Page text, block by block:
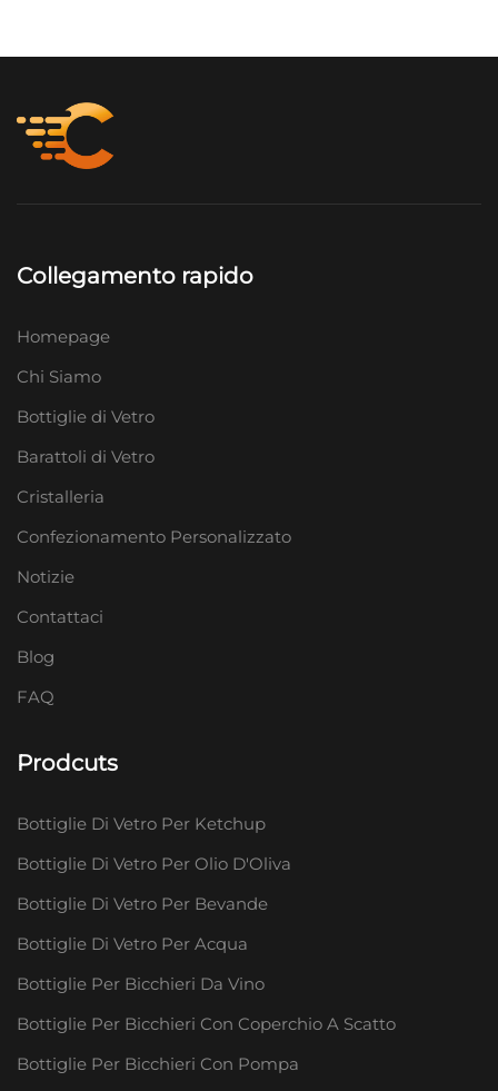
Collegamento rapido
Homepage
Chi Siamo
Bottiglie di Vetro
Barattoli di Vetro
Cristalleria
Confezionamento Personalizzato
Notizie
Contattaci
Blog
FAQ
Prodcuts
Bottiglie Di Vetro Per Ketchup
Bottiglie Di Vetro Per Olio D'Oliva
Bottiglie Di Vetro Per Bevande
Bottiglie Di Vetro Per Acqua
Bottiglie Per Bicchieri Da Vino
Bottiglie Per Bicchieri Con Coperchio A Scatto
Bottiglie Per Bicchieri Con Pompa